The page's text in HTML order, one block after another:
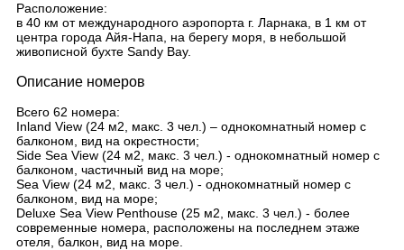
Расположение:
в 40 км от международного аэропорта г. Ларнака, в 1 км от
центра города Айя-Напа, на берегу моря, в небольшой
живописной бухте Sandy Bay.
Описание номеров
Всего 62 номера:
Inland View (24 м2, макс. 3 чел.) – однокомнатный номер с
балконом, вид на окрестности;
Side Sea View (24 м2, макс. 3 чел.) - однокомнатный номер с
балконом, частичный вид на море;
Sea View (24 м2, макс. 3 чел.) - однокомнатный номер с
балконом, вид на море;
Deluxe Sea View Penthouse (25 м2, макс. 3 чел.) - более
современные номера, расположены на последнем этаже
отеля, балкон, вид на море.